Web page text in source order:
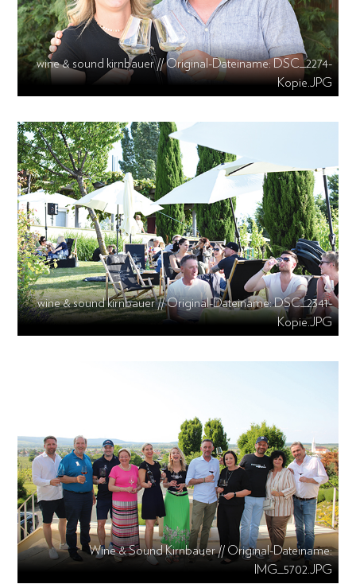
wine & sound kirnbauer // Original-Dateiname: DSC_2274-
Kopie.JPG
wine & sound kirnbauer // Original-Dateiname: DSC_2341-
Kopie.JPG
Wine & Sound Kirnbauer // Original-Dateiname:
IMG_5702.JPG